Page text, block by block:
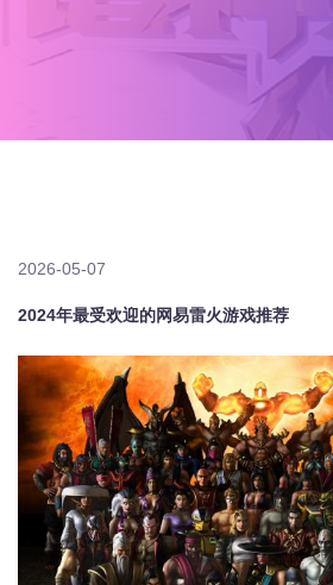
2026-05-07
2024年最受欢迎的网易雷火游戏推荐